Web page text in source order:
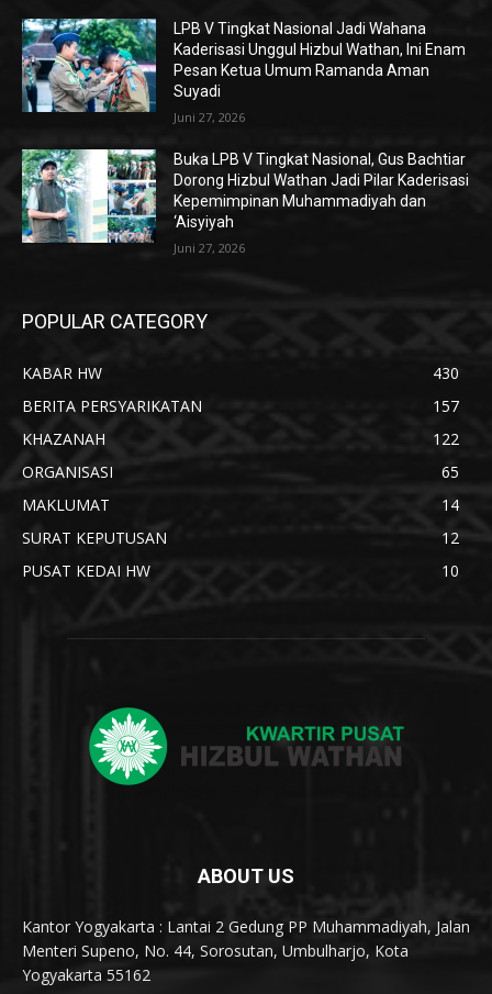
LPB V Tingkat Nasional Jadi Wahana
Kaderisasi Unggul Hizbul Wathan, Ini Enam
Pesan Ketua Umum Ramanda Aman
Suyadi
Juni 27, 2026
Buka LPB V Tingkat Nasional, Gus Bachtiar
Dorong Hizbul Wathan Jadi Pilar Kaderisasi
Kepemimpinan Muhammadiyah dan
‘Aisyiyah
Juni 27, 2026
POPULAR CATEGORY
KABAR HW
430
BERITA PERSYARIKATAN
157
KHAZANAH
122
ORGANISASI
65
MAKLUMAT
14
SURAT KEPUTUSAN
12
PUSAT KEDAI HW
10
ABOUT US
Kantor Yogyakarta : Lantai 2 Gedung PP Muhammadiyah, Jalan
Menteri Supeno, No. 44, Sorosutan, Umbulharjo, Kota
Yogyakarta 55162